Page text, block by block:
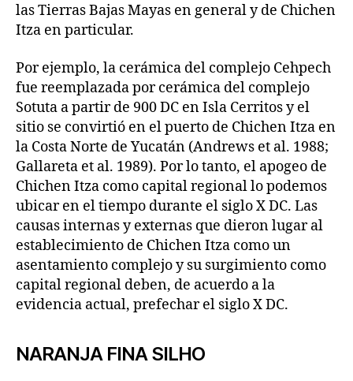
las Tierras Bajas Mayas en general y de Chichen
Itza en particular.
Por ejemplo, la cerámica del complejo Cehpech
fue reemplazada por cerámica del complejo
Sotuta a partir de 900 DC en Isla Cerritos y el
sitio se convirtió en el puerto de Chichen Itza en
la Costa Norte de Yucatán (Andrews et al. 1988;
Gallareta et al. 1989). Por lo tanto, el apogeo de
Chichen Itza como capital regional lo podemos
ubicar en el tiempo durante el siglo X DC. Las
causas internas y externas que dieron lugar al
establecimiento de Chichen Itza como un
asentamiento complejo y su surgimiento como
capital regional deben, de acuerdo a la
evidencia actual, prefechar el siglo X DC.
NARANJA FINA SILHO